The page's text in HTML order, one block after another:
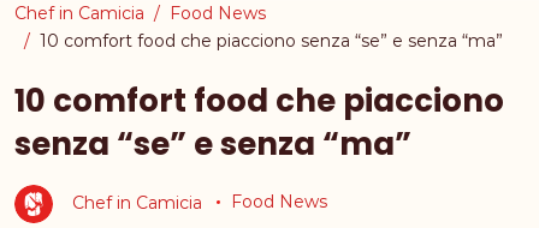
Chef in Camicia
Food News
10 comfort food che piacciono senza “se” e senza “ma”
10 comfort food che piacciono
senza “se” e senza “ma”
Chef in Camicia Food News